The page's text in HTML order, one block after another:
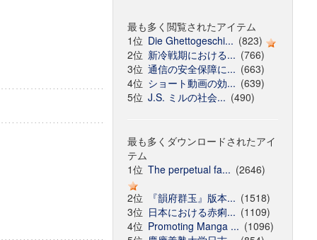
最も多く閲覧されたアイテム
1位 Die Ghettogeschi... (823)
2位 新冷戦期における... (766)
3位 通信の安全保障に... (663)
4位 ショート動画の効... (639)
5位 J.S. ミルの社会... (490)
最も多くダウンロードされたアイ
テム
1位 The perpetual fa... (2646)
2位
『韻府群玉』版本... (1518)
3位 日本における赤痢... (1109)
4位 Promoting Manga ... (1096)